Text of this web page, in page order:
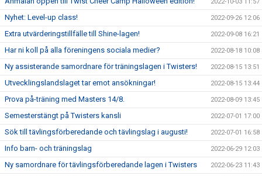
2022-10-03 11:57
Nyhet: Level-up class! 2022-09-26 12:06
Extra utvärderingstillfälle till Shine-lagen! 2022-09-08 16:21
Har ni koll på alla föreningens sociala medier? 2022-08-18 10:08
Ny assisterande samordnare för träningslagen i Twisters! 2022-08-15 13:51
Utvecklingslandslaget tar emot ansökningar! 2022-08-15 13:44
Prova på-träning med Masters 14/8. 2022-08-09 13:45
Semesterstängt på Twisters kansli 2022-07-01 17:00
Sök till tävlingsförberedande och tävlingslag i augusti! 2022-07-01 16:58
Info barn- och träningslag 2022-06-29 12:03
Ny samordnare för tävlingsförberedande lagen i Twisters 2022-06-23 11:43